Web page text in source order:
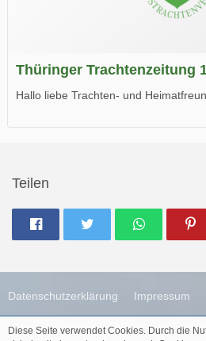
Thüringer Trachtenzeitung
Hallo liebe Trachten- und
Teilen
Datenschutzerklärung Impressum
Diese Seite verwendet Cookies. Durch die